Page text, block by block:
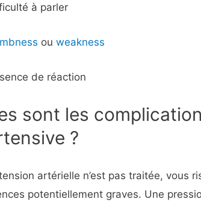
à parler
ouweakness
de réaction
sont les
?
artérielle n’est pas traitée, vous
potentiellement graves. Une